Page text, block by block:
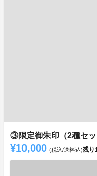
③限定御朱印（2種セッ
¥10,000 (税込/送料込)残り